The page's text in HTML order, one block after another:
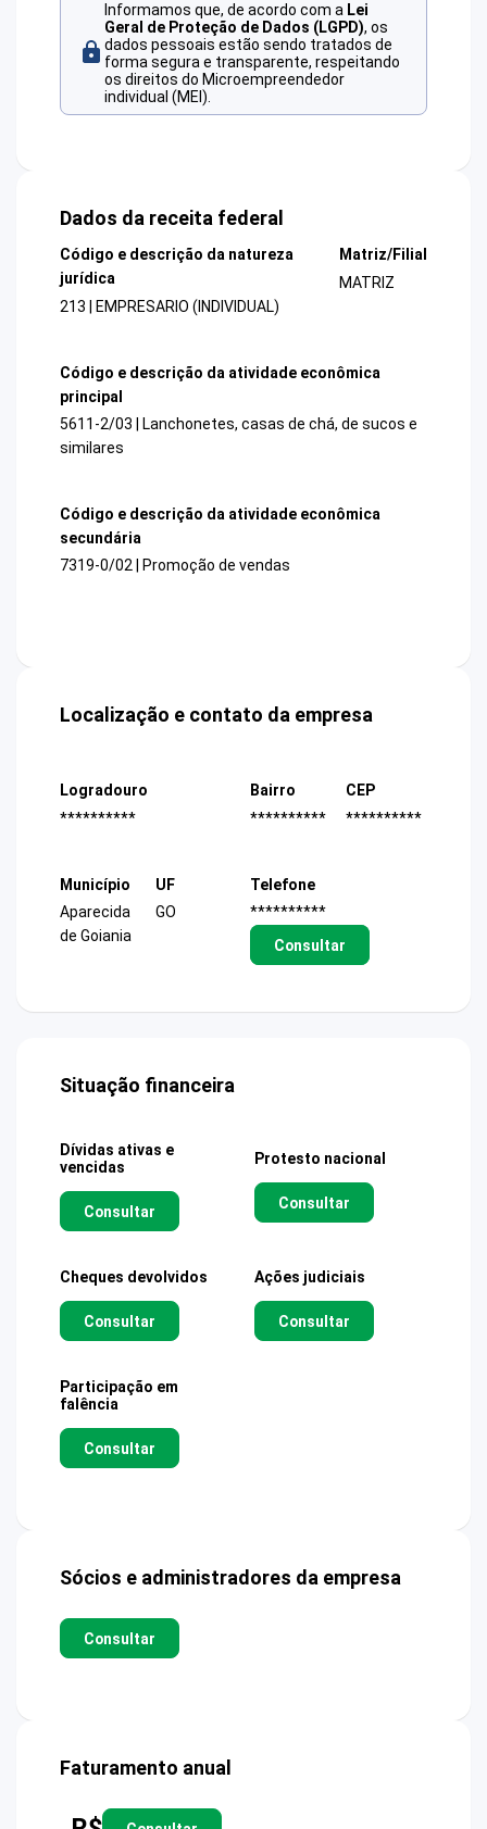
Informamos que, de acordo com a Lei
Geral de Proteção de Dados (LGPD), os
dados pessoais estão sendo tratados de
forma segura e transparente, respeitando
os direitos do Microempreendedor
individual (MEI).
Dados da receita federal
Código e descrição da natureza
jurídica
213 | EMPRESARIO (INDIVIDUAL)
Matriz/Filial
MATRIZ
Código e descrição da atividade econômica
principal
5611-2/03 | Lanchonetes, casas de chá, de sucos e
similares
Código e descrição da atividade econômica
secundária
7319-0/02 | Promoção de vendas
Localização e contato da empresa
Logradouro
**********
Bairro
**********
CEP
**********
Município
Aparecida
de Goiania
UF
GO
Telefone
**********
Consultar
Situação financeira
Dívidas ativas e
vencidas
Consultar
Protesto nacional
Consultar
Cheques devolvidos
Consultar
Ações judiciais
Consultar
Participação em
falência
Consultar
Sócios e administradores da empresa
Consultar
Faturamento anual